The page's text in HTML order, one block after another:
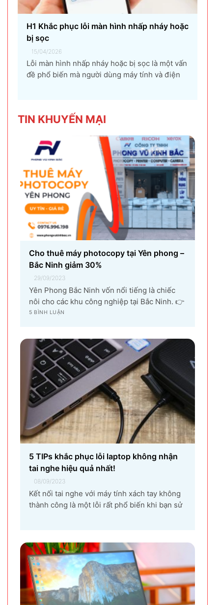
H1 Khắc phục lỗi màn hình nhấp nháy hoặc
bị sọc
15/04/2026
Lỗi màn hình nhấp nháy hoặc bị sọc là một vấn
đề phổ biến mà người dùng máy tính và điện
nhân...
TIN KHUYẾN MẠI
Cho thuê máy photocopy tại Yên phong –
Bắc Ninh giảm 30%
29/09/2023
Yên Phong Bắc Ninh vốn nổi tiếng là chiếc
nôi cho các khu công nghiệp tại Bắc Ninh. 👉
Với sự góp mặt của tập đoàn SamSung đầu tư
nông nay trở thành...
5 BÌNH LUẬN
5 TIPs khắc phục lỗi laptop không nhận
tai nghe hiệu quả nhất!
08/09/2023
Kết nối tai nghe với máy tính xách tay không
thành công là một lỗi rất phổ biến khi bạn sử
máy tính...